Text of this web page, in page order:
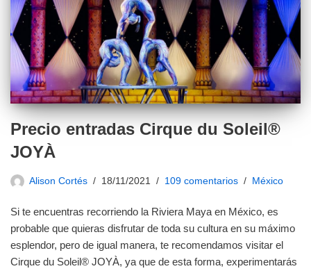
Precio entradas Cirque du Soleil®
JOYÀ
Alison Cortés 18/11/2021 109 comentarios México
Si te encuentras recorriendo la Riviera Maya en México, es
probable que quieras disfrutar de toda su cultura en su máximo
esplendor, pero de igual manera, te recomendamos visitar el
Cirque du Soleil® JOYÀ, ya que de esta forma, experimentarás